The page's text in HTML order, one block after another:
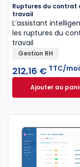
Ruptures du contrat
travail
L’assistant
les ruptures du
travail
Gestion RH
212,16 € TTC/
Ajouter au